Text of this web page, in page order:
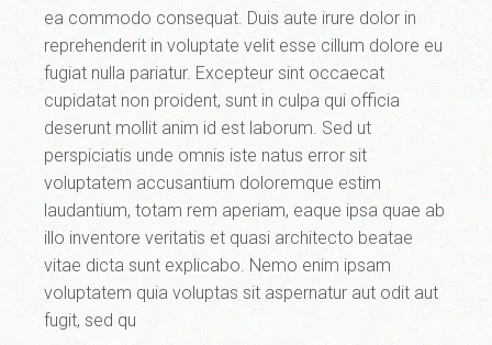
ea commodo consequat. Duis aute irure dolor in
reprehenderit in voluptate velit esse cillum dolore eu
fugiat nulla pariatur. Excepteur sint occaecat
cupidatat non proident, sunt in culpa qui officia
deserunt mollit anim id est laborum. Sed ut
perspiciatis unde omnis iste natus error sit
voluptatem accusantium doloremque estim
laudantium, totam rem aperiam, eaque ipsa quae ab
illo inventore veritatis et quasi architecto beatae
vitae dicta sunt explicabo. Nemo enim ipsam
voluptatem quia voluptas sit aspernatur aut odit aut
fugit, sed qu